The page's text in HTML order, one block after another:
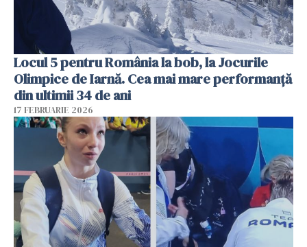
Locul 5 pentru România la bob, la Jocurile
Olimpice de Iarnă. Cea mai mare performanță
din ultimii 34 de ani
17 FEBRUARIE 2026